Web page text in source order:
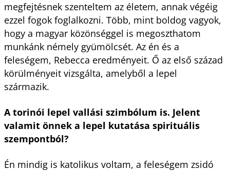
megfejtésnek szenteltem az életem, annak végéig
ezzel fogok foglalkozni. Több, mint boldog vagyok,
hogy a magyar közönséggel is megoszthatom
munkánk némely gyümölcsét. Az én és a
feleségem, Rebecca eredményeit. Ő az első század
körülményeit vizsgálta, amelyből a lepel
származik.
A torinói lepel vallási szimbólum is. Jelent
valamit önnek a lepel kutatása spirituális
szempontból?
Én mindig is katolikus voltam, a feleségem zsidó